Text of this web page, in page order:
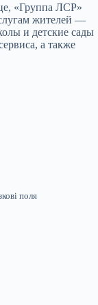
«Группа ЛСР»
жителей —
и детские сады
а также
поля